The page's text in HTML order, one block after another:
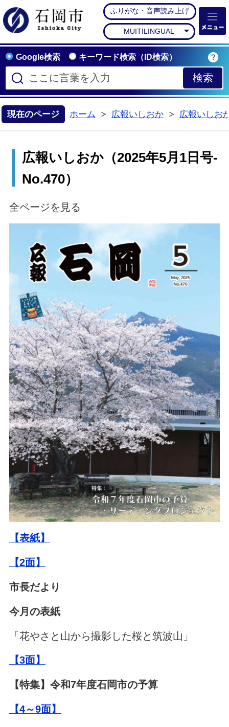
石岡市公式ホームペー
ふりがな・音声読み上げ
MUITILINGUAL
Google検索 キーワード検索（ID検索）
現在のページ ホーム
広報いしおか
広報いしお
広報いしおか（2025年5月1日号-
No.470）
全ページを見る
【表紙】
【2面】
市長だより
今月の表紙
「花やさと山から撮影した桜と筑波山」
【3面】
【特集】令和7年度石岡市の予算
【4～9面】